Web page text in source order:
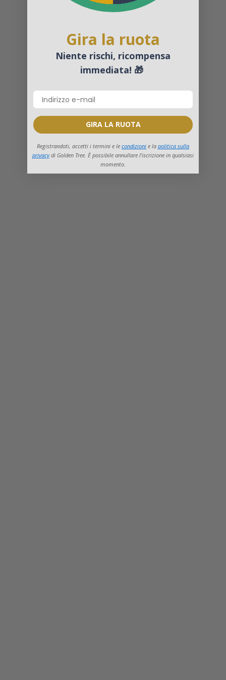
Gira la ruota
Niente rischi, ricompensa
immediata! 🎁
GIRA LA RUOTA
Registrandoti, accetti i termini e le condizioni e la politica sulla
privacy di Golden Tree. È possibile annullare l'iscrizione in qualsiasi
momento.